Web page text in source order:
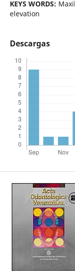
KEYS WORDS:
elevation
Descargas